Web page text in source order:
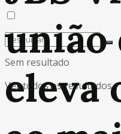
Sem resultado
Ver todos os resultados
união
eleva